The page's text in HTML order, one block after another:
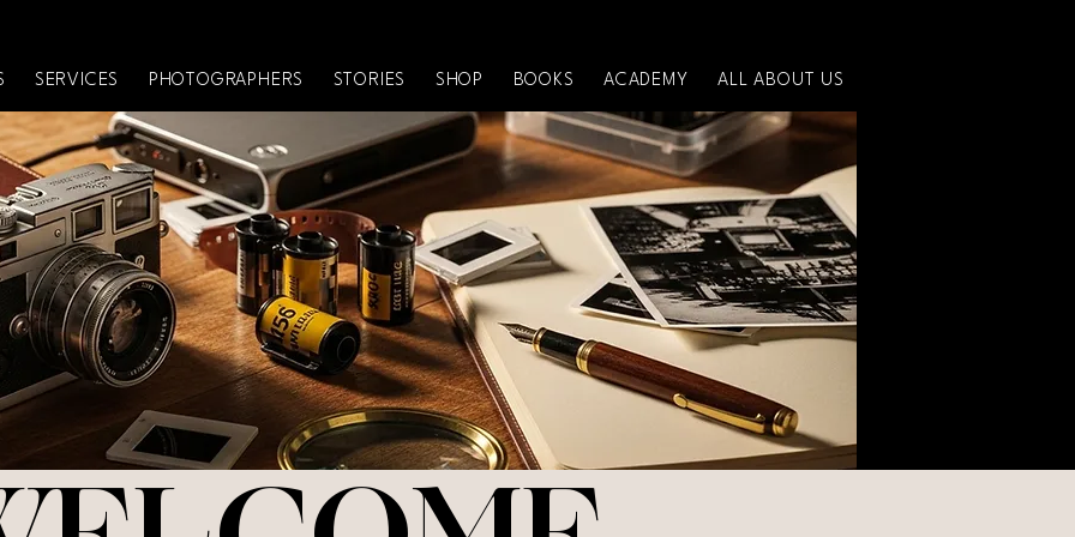
SERVICES PHOTOGRAPHERS STORIES SHOP BOOKS ACADEMY ALL ABOUT US
GT Art Photo Agency